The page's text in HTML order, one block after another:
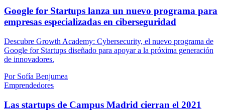
Google for Startups lanza un nuevo programa para
empresas especializadas en ciberseguridad
Descubre Growth Academy: Cybersecurity, el nuevo programa de
Google for Startups diseñado para apoyar a la próxima generación
de innovadores.
Por Sofía Benjumea
Emprendedores
Las startups de Campus Madrid cierran el 2021